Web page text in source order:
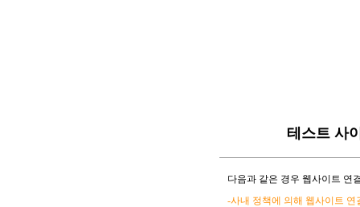
테스트 사
다음과 같은 경우 웹사이트 연
-사내 정책에 의해 웹사이트